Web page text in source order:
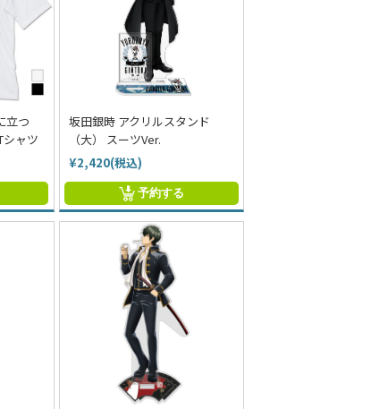
立つ
シャツ
坂田銀時 アクリルスタンド
（大） スーツVer.
¥2,420(税込)
予約する